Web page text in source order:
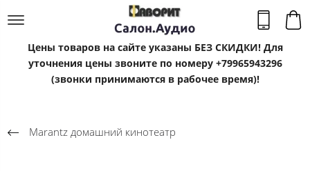
Цены товаров на сайте указаны БЕЗ СКИДКИ! Для
уточнения цены звоните по номеру +79965943296
(звонки принимаются в рабочее время)!
Marantz домашний кинотеатр